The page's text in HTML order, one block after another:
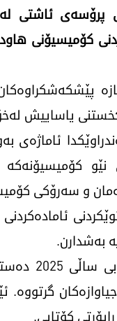
پرۆسەی ئاشتی
کۆمیسیۆنی
یاساییش
نێو
و سەرۆکی
بەشدارن.